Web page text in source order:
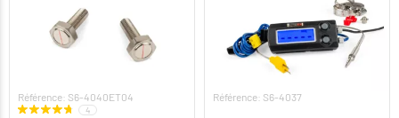
Référence: S6-4040ET04
4
Référence: S6-4037